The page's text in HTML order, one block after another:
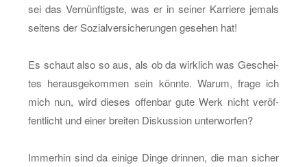
sei das Ver­nünf­tigs­te, was er in sei­ner Kar­rie­re je­mals
sei­tens der So­zi­al­ver­si­che­run­gen ge­se­hen hat!
Es schaut also so aus, als ob da wirk­lich was Ge­schei­
tes her­aus­ge­kom­men sein könn­te. Warum, frage ich
mich nun, wird die­ses of­fen­bar gute Werk nicht ver­öf­
fent­licht und einer brei­ten Dis­kus­si­on un­ter­wor­fen?
Im­mer­hin sind da ei­ni­ge Dinge drin­nen, die man si­cher